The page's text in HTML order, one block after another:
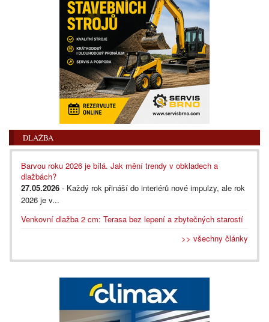
DLAŽBA
Barvou roku 2026 je bílá. Jak mění trendy v obkladech a
dlažbách?
27.05.2026 - Každý rok přináší do interiérů nové impulzy, ale rok
2026 je v...
Venkovní dlažba 2 cm: Terasa bez lepení a zbytečných starostí
>> všechny články